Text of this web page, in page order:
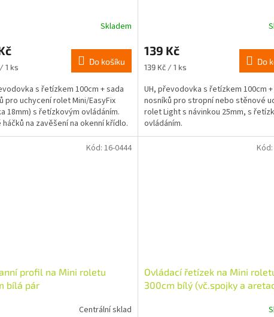
Skladem
1 ks
Do košíku
s řetízkem 100cm + sada
pro uchycení rolet Mini/EasyFix
18mm) s řetízkovým ovládáním.
háčků na zavěšení na okenní křídlo.
139 Kč
Měrná
139 Kč / 1 ks
Do
UH, převodovka s řetízkem 100cm
nosníků pro stropní nebo stěnové
rolet Light s návinkou 25mm, s
ovládáním.
profil na Mini roletu
bílá pár
Centrální sklad
Kód: 16-0444
Ovládací řetízek na Mini
300cm bílý (vč.spojky a
Kód: